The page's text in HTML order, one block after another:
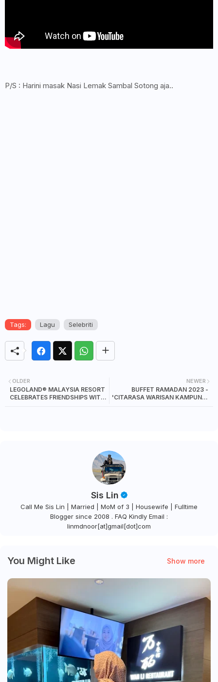
P/S : Harini masak Nasi Lemak Sambal Sotong aja..
Tags: Lagu Selebriti
NEWER
BUFFET RAMADAN 2023 -
'CITARASA WARISAN KAMPUNG'
OLDER
LEGOLAND® MALAYSIA RESORT
CELEBRATES FRIENDSHIPS WITH
Sis Lin
Call Me Sis Lin | Married | MoM of 3 | Housewife | Fulltime
Blogger since 2008 . FAQ Kindly Email :
linmdnoor[at]gmail[dot]com
You Might Like Show more